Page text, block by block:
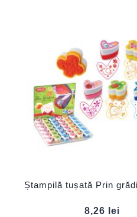
Ștampilă tușată Prin
8,26 lei